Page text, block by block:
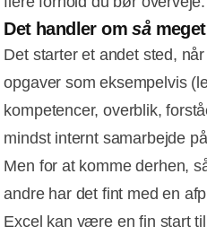
Det handler omså
Det starter et andet sted,
opgaver som eksempelvis
kompetencer, overblik,
mindst internt samarbejde
Men for at komme derhen,
andre har det fint med en
Excel kan være en fin start